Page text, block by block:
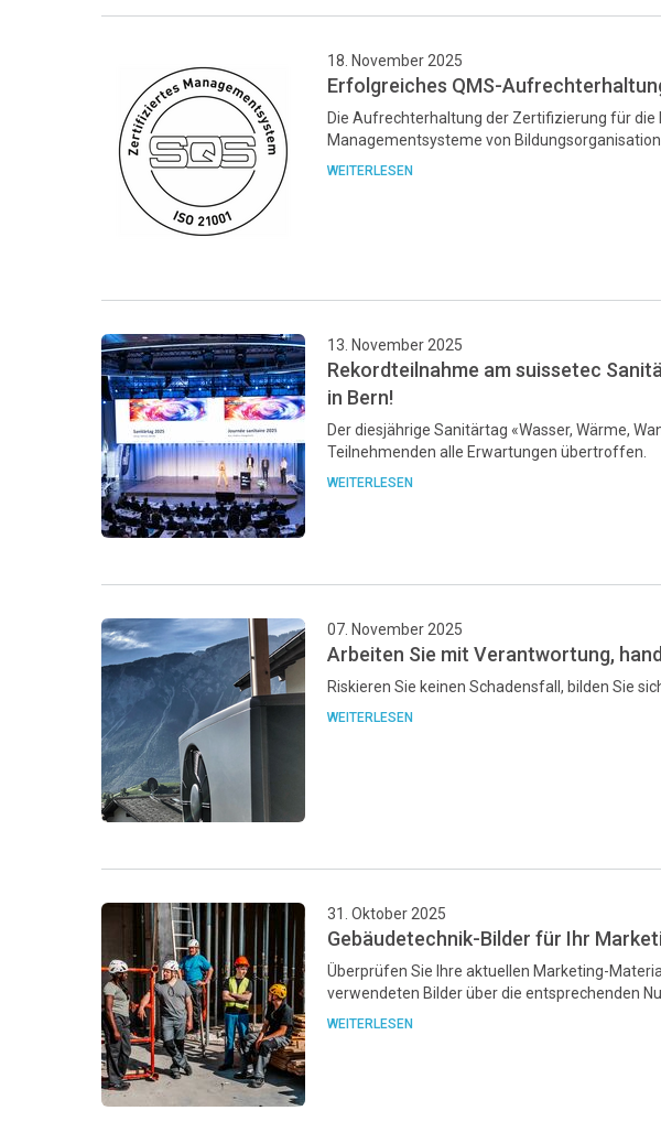
18. November 2025
Erfolgreiches QMS-
Die Aufrechterhaltung der Zertifizierung für die
Managementsysteme von
WEITERLESEN
13. November 2025
Rekordteilnahme am suissetec
in Bern!
Der diesjährige Sanitärtag «Wasser, Wärme,
Teilnehmenden alle Erwartungen übertroffen.
WEITERLESEN
07. November 2025
Arbeiten Sie mit Verantwortung,
Riskieren Sie keinen Schadensfall, bilden Sie
WEITERLESEN
31. Oktober 2025
Gebäudetechnik-Bilder für Ihr
Überprüfen Sie Ihre aktuellen Marketing-
verwendeten Bilder über die entsprechenden
WEITERLESEN